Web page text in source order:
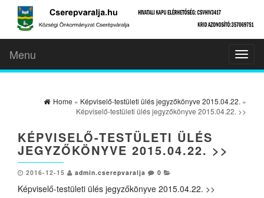
Menu
Home » Képviselő-testületi ülés jegyzőkönyve 2015.04.22. »
Képviselő-testületi ülés jegyzőkönyve 2015.04.22. >>
KÉPVISELŐ-TESTÜLETI ÜLÉS
JEGYZŐKÖNYVE 2015.04.22. >>
2016-12-15 admin.cserepvaralja 0
Képviselő-testületi ülés jegyzőkönyve 2015.04.22. >>